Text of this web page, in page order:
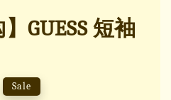
GUESS 短袖
Sale